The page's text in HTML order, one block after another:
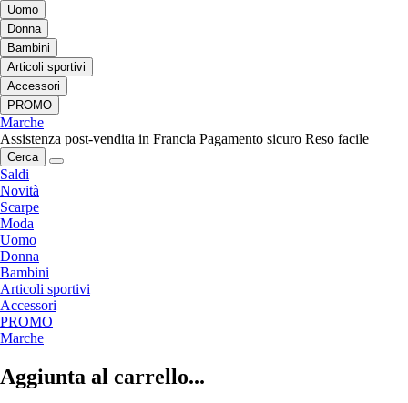
Uomo
Donna
Bambini
Articoli sportivi
Accessori
PROMO
Marche
Assistenza post-vendita in Francia Pagamento sicuro Reso facile
Cerca
Saldi
Novità
Scarpe
Moda
Uomo
Donna
Bambini
Articoli sportivi
Accessori
PROMO
Marche
Aggiunta al carrello...